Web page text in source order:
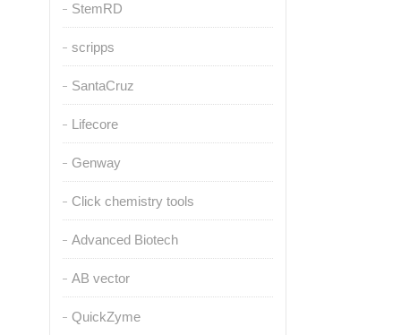
StemRD
scripps
SantaCruz
Lifecore
Genway
Click chemistry tools
Advanced Biotech
AB vector
QuickZyme